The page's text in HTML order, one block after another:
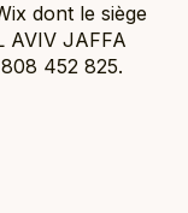
dont le siège
AVIV JAFFA
452 825.